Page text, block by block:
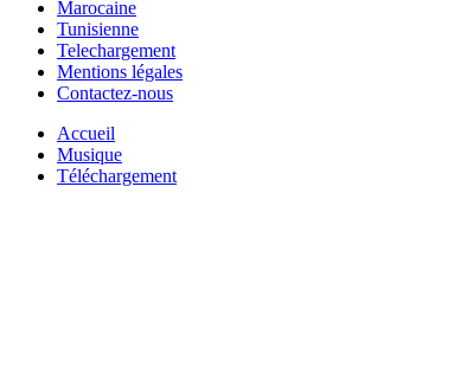
Marocaine
Tunisienne
Telechargement
Mentions légales
Contactez-nous
Accueil
Musique
Téléchargement